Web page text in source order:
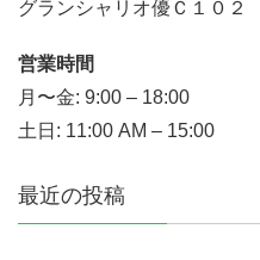
グランシャリオ優Ｃ１０２
営業時間
月〜金: 9:00 – 18:00
土日: 11:00 AM – 15:00
最近の投稿